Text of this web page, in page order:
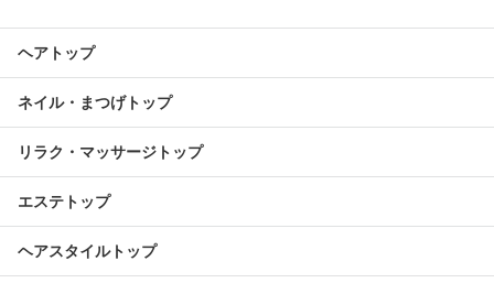
ヘアトップ
ネイル・まつげトップ
リラク・マッサージトップ
エステトップ
ヘアスタイルトップ